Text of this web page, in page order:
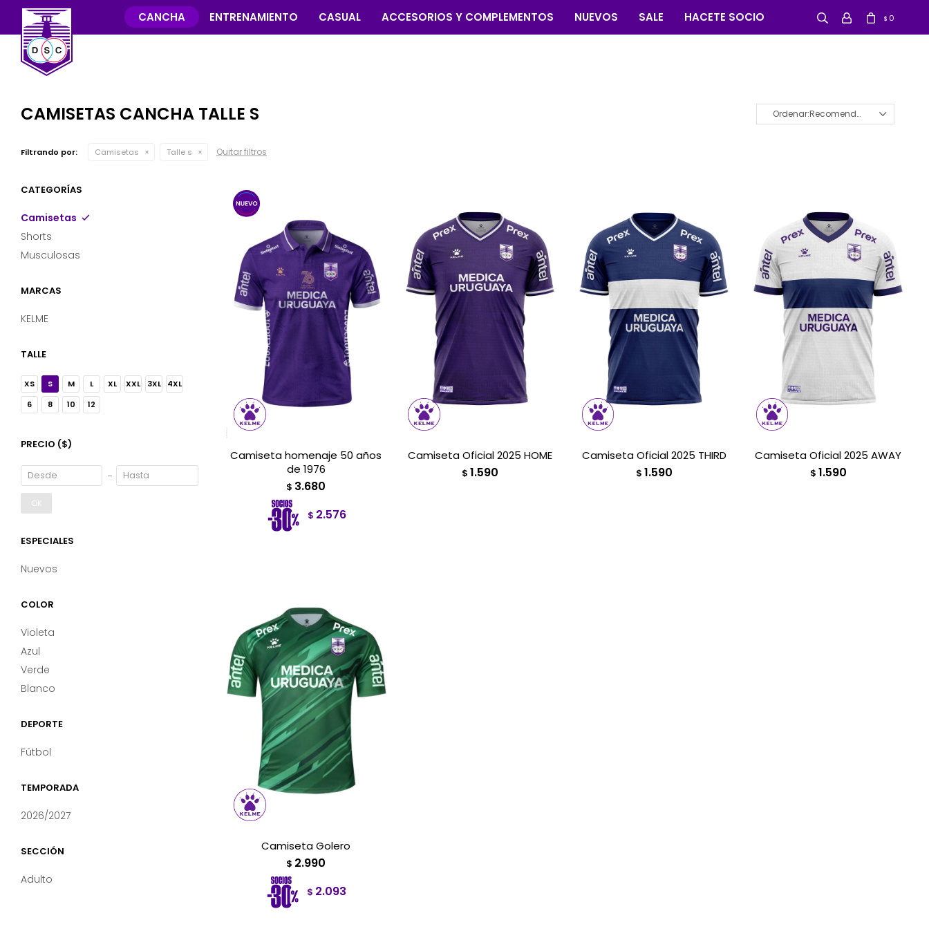
CANCHA ENTRENAMIENTO CASUAL ACCESORIOS Y COMPLEMENTOS NUEVOS SALE HACETE SOCIO $ 0
CAMISETAS CANCHA TALLE S Recomendados
Filtrando por: Camisetas Talle s Quitar filtros
Camiseta homenaje 50 años
de 1976
$ 3.680
$ 2.576
Camiseta Oficial 2025 HOME
$ 1.590
Camiseta Oficial 2025 THIRD
$ 1.590
Camiseta Oficial 2025 AWAY
$ 1.590
Camiseta Golero
$ 2.990
$ 2.093
CATEGORÍAS
Camisetas
Shorts
Musculosas
MARCAS
KELME
TALLE
XS S M L XL XXL 3XL
4XL
6
8 10 12
PRECIO ($)
OK
ESPECIALES
Nuevos
COLOR
Violeta
Azul
Verde
Blanco
DEPORTE
Fútbol
TEMPORADA
2026/2027
SECCIÓN
Adulto